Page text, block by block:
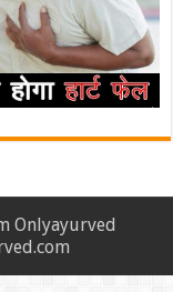
Onlyayurved